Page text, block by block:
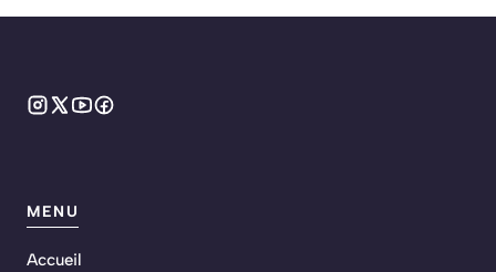
MENU
Accueil